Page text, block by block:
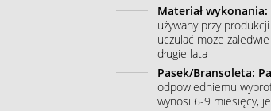
Materiał
używany przy
uczulać może
długie lata
Pasek/Bransoleta:
odpowiedniemu
wynosi 6-9 miesięcy,